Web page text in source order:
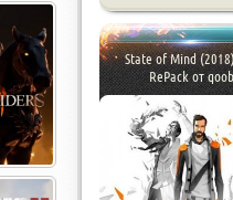
State of Mind
RePack от qoob